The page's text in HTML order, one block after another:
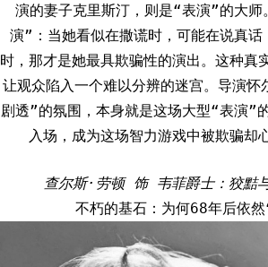
演的妻子克里斯汀，则是“表演”的大师
演”：当她看似在撒谎时，可能在说真话
时，那才是她最具欺骗性的演出。这种真
让观众陷入一个难以分辨的迷宫。导演怀
剧透”的氛围，本身就是这场大型“表演”
入场，成为这场智力游戏中被欺骗却
查尔斯·劳顿 饰 韦菲爵士：狡黠
不朽的基石：为何68年后依然